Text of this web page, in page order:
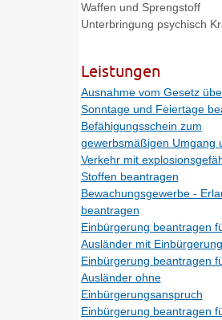
Waffen und Sprengstoff
Unterbringung psychisch
Leistungen
Ausnahme vom Gesetz
Sonntage und Feiertage
Befähigungsschein zum
gewerbsmäßigen Umgang
Verkehr mit
Stoffen beantragen
Bewachungsgewerbe -
beantragen
Einbürgerung beantragen
Ausländer mit
Einbürgerung beantragen
Ausländer ohne
Einbürgerungsanspruch
Einbürgerung beantragen